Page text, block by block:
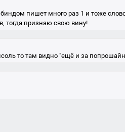
пишет много раз 1 и тоже
тогда признаю свою вину!
то там видно "ещё и за